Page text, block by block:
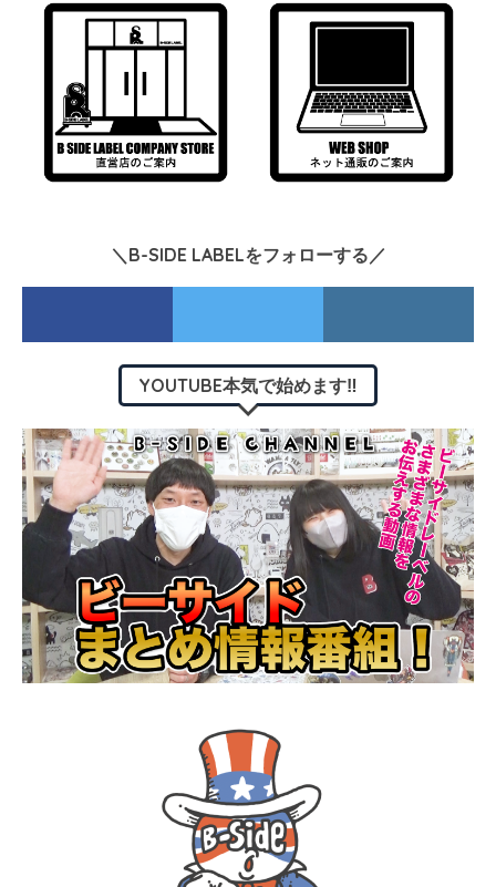
＼B-SIDE LABELをフォローする／
YOUTUBE本気で始めます‼︎